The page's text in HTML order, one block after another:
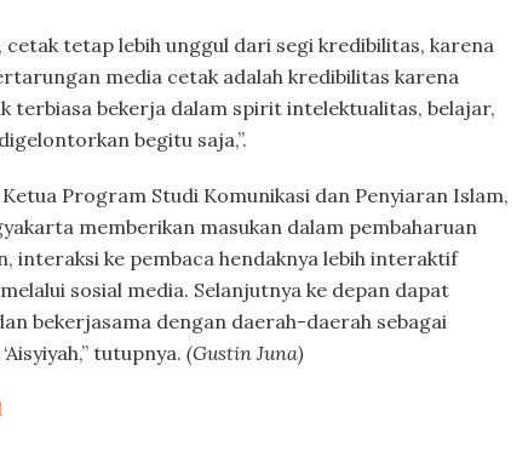
cetak tetap lebih unggul dari segi kredibilitas, karena
media cetak adalah kredibilitas karena
terbiasa bekerja dalam spirit intelektualitas, belajar,
begitu saja,”.
Program Studi Komunikasi dan Penyiaran Islam,
memberikan masukan dalam pembaharuan
interaksi ke pembaca hendaknya lebih interaktif
sosial media. Selanjutnya ke depan dapat
bekerjasama dengan daerah-daerah sebagai
tutupnya. (Gustin Juna)